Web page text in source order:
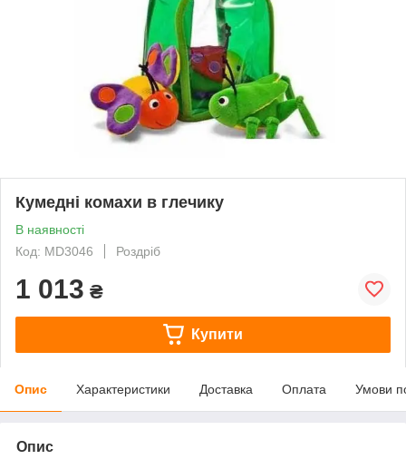
Кумедні комахи в глечику
В наявності
Код: MD3046
Роздріб
1 013 ₴
Купити
Опис Характеристики Доставка Оплата Умови
Опис